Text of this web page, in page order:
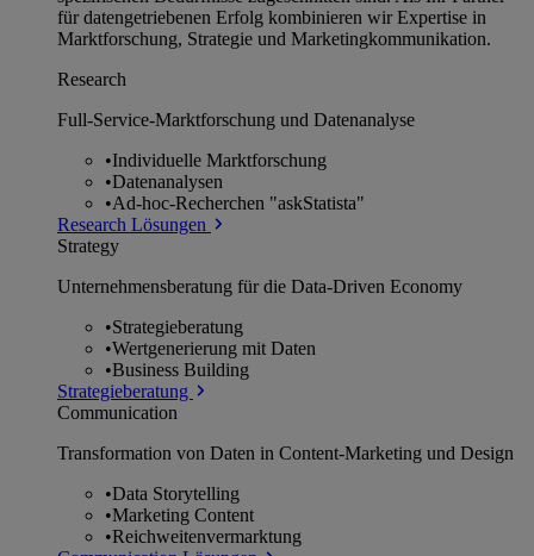
für datengetriebenen Erfolg kombinieren wir Expertise in
Marktforschung, Strategie und Marketingkommunikation.
Research
Full-Service-Marktforschung und Datenanalyse
•Individuelle Marktforschung
•Datenanalysen
•Ad-hoc-Recherchen "askStatista"
Research Lösungen
Strategy
Unternehmens­beratung für die Data-Driven Economy
•Strategieberatung
•Wertgenerierung mit Daten
•Business Building
Strategieberatung
Communication
Transformation von Daten in Content-Marketing und Design
•Data Storytelling
•Marketing Content
•Reichweitenvermarktung